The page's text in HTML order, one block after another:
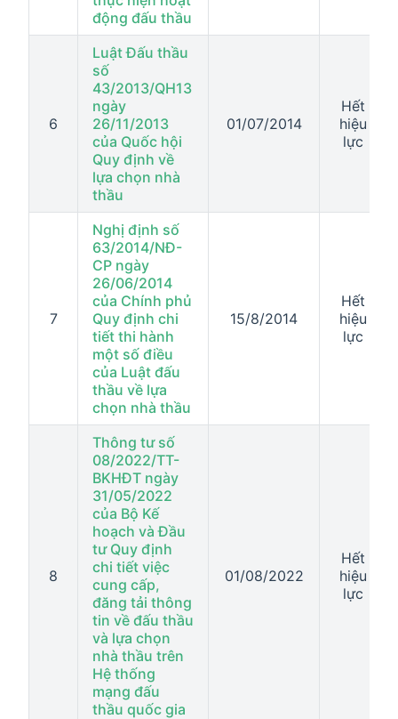
động đấu thầu
6
Luật Đấu thầu
số
43/2013/QH13
ngày
26/11/2013
của Quốc hội
Quy định về
lựa chọn nhà
thầu
01/07/2014
Hết
hiệu
lực
7
Nghị định số
63/2014/NĐ-
CP ngày
26/06/2014
của Chính phủ
Quy định chi
tiết thi hành
một số điều
của Luật đấu
thầu về lựa
chọn nhà thầu
15/8/2014
Hết
hiệu
lực
8
Thông tư số
08/2022/TT-
BKHĐT ngày
31/05/2022
của Bộ Kế
hoạch và Đầu
tư Quy định
chi tiết việc
cung cấp,
đăng tải thông
tin về đấu thầu
và lựa chọn
nhà thầu trên
Hệ thống
mạng đấu
thầu quốc gia
01/08/2022
Hết
hiệu
lực